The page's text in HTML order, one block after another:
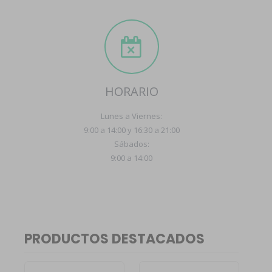
HORARIO
Lunes a Viernes:
9:00 a 14:00 y 16:30 a 21:00
Sábados:
9:00 a 14:00